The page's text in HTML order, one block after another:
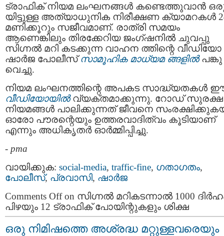
ട്രാഫിക് നിയമ ലംഘനങ്ങൾ കണ്ടെത്തുവാൻ
യിട്ടുള്ള അത്യാധുനിക നിരീക്ഷണ ക്യാമറകൾ
മണിക്കൂറും സജീവമാണ്. രാത്രി സമയം
ആണെങ്കിലും തിരക്കേറിയ ജംഗ്ഷനിൽ ചുവപ്പു
സിഗ്നൽ മറി കടക്കുന്ന വാഹന ത്തിന്റെ വീഡിയോ
ഷാർജ പോലീസ്സാമൂഹിക മാധ്യമ ങ്ങളിൽ പങ്കു
വെച്ചു.
നിയമ ലംഘനത്തിന്റെ അപകട സാദ്ധ്യതകൾ
വീഡിയോയിൽവ്യക്തമാക്കുന്നു. റോഡ്
നിയമങ്ങൾ പാലിക്കുന്നത് ജീവനെ
ഓരോ പൗരന്റെയും ഉത്തരവാദിത്വം കൂടിയാണ്
എന്നും അധികൃതർ ഓർമ്മിപ്പിച്ചു.
- pma
വായിക്കുക: social-media, traffic-fine, ഗതാഗതം,
പോലീസ്‌, പ്രവാസി, ഷാർജ
Comments Offon സിഗ്നൽ മറികടന്നാൽ 1000
പിഴയും 12 ട്രാഫിക് പോയിന്റുകളും ശിക്ഷ
ഒരു നിമിഷത്തെ അശ്രദ്ധ മറ്റുള്ളവരെയും